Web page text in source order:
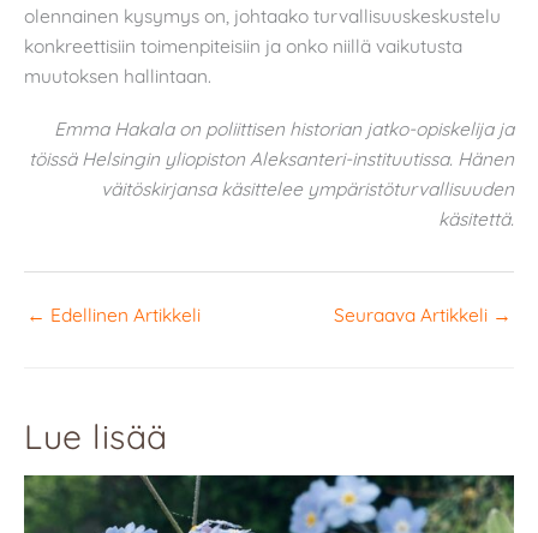
olennainen kysymys on, johtaako turvallisuuskeskustelu
konkreettisiin toimenpiteisiin ja onko niillä vaikutusta
muutoksen hallintaan.
Emma Hakala on poliittisen historian jatko-opiskelija ja
töissä Helsingin yliopiston Aleksanteri-instituutissa. Hänen
väitöskirjansa käsittelee ympäristöturvallisuuden
käsitettä.
← Edellinen Artikkeli Seuraava Artikkeli →
Lue lisää